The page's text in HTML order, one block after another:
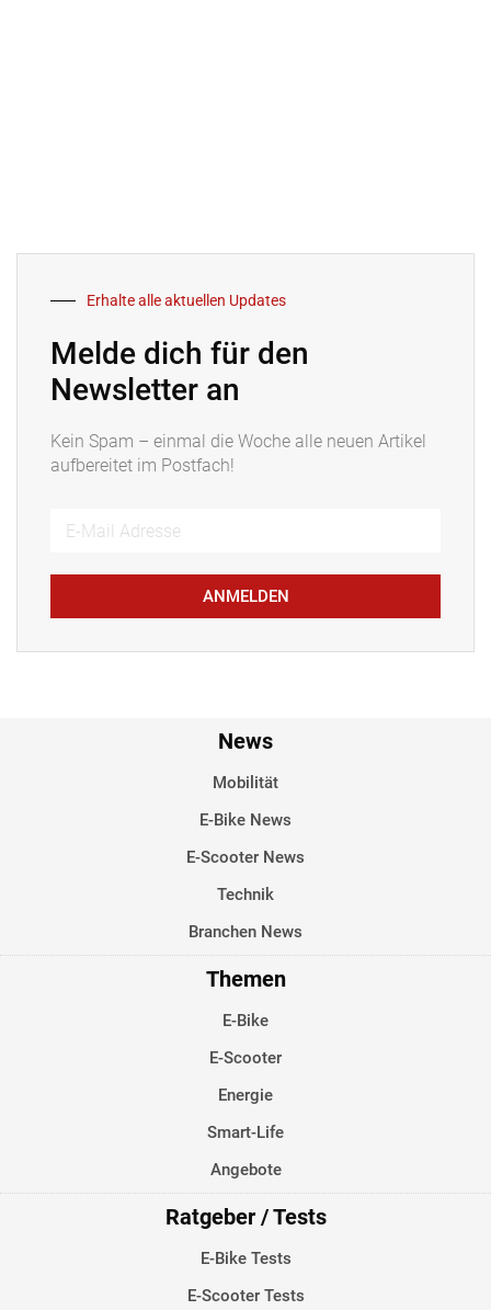
Erhalte alle aktuellen Updates
Melde dich für den
Newsletter an
Kein Spam – einmal die Woche alle neuen Artikel
aufbereitet im Postfach!
ANMELDEN
News
Mobilität
E-Bike News
E-Scooter News
Technik
Branchen News
Themen
E-Bike
E-Scooter
Energie
Smart-Life
Angebote
Ratgeber / Tests
E-Bike Tests
E-Scooter Tests